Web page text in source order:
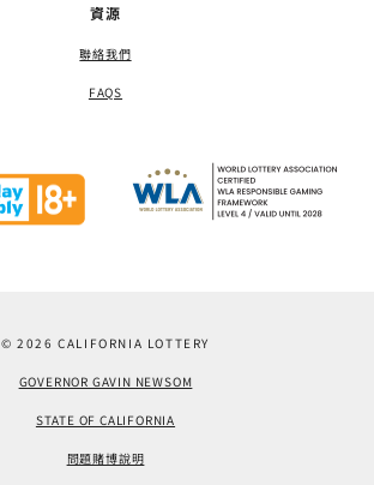
資源
聯絡我們
FAQS
© 2026 CALIFORNIA LOTTERY
GOVERNOR GAVIN NEWSOM
STATE OF CALIFORNIA
問題賭博說明